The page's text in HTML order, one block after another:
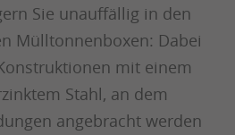
Sie unauffällig in den
Mülltonnenboxen: Dabei
mit einem
Stahl, an dem
angebracht werden